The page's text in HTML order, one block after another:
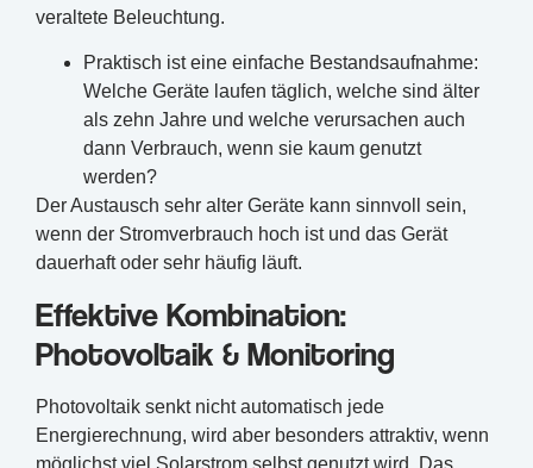
veraltete Beleuchtung.
Praktisch ist eine einfache Bestandsaufnahme:
Welche Geräte laufen täglich, welche sind älter
als zehn Jahre und welche verursachen auch
dann Verbrauch, wenn sie kaum genutzt
werden?
Der Austausch sehr alter Geräte kann sinnvoll sein,
wenn der Stromverbrauch hoch ist und das Gerät
dauerhaft oder sehr häufig läuft.
Effektive Kombination:
Photovoltaik & Monitoring
Photovoltaik senkt nicht automatisch jede
Energierechnung, wird aber besonders attraktiv, wenn
möglichst viel Solarstrom selbst genutzt wird. Das